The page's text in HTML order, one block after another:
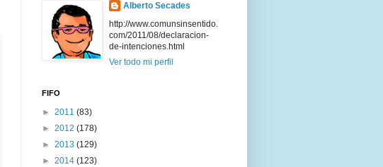
Alberto Secades
http://www.comunsinsentido.
com/2011/08/declaracion-
de-intenciones.html
Ver todo mi perfil
FIFO
► 2011 (83)
► 2012 (178)
► 2013 (129)
► 2014 (123)